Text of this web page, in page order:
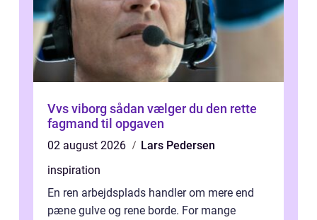
Vvs viborg sådan vælger du den rette
fagmand til opgaven
02 august 2026
Lars Pedersen
inspiration
En ren arbejdsplads handler om mere end
pæne gulve og rene borde. For mange